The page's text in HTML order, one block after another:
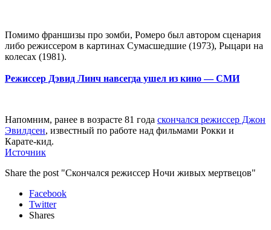
Помимо франшизы про зомби, Ромеро был автором сценария
либо режиссером в картинах Сумасшедшие (1973), Рыцари на
колесах (1981).
Режиссер Дэвид Линч навсегда ушел из кино — СМИ
Напомним, ранее в возрасте 81 года скончался режиссер Джон
Эвилдсен, известный по работе над фильмами Рокки и
Карате-кид.
Источник
Share the post "Скончался режиссер Ночи живых мертвецов"
Facebook
Twitter
Shares